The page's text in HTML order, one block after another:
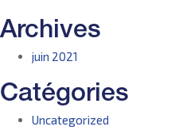
Archives
juin 2021
Catégories
Uncategorized